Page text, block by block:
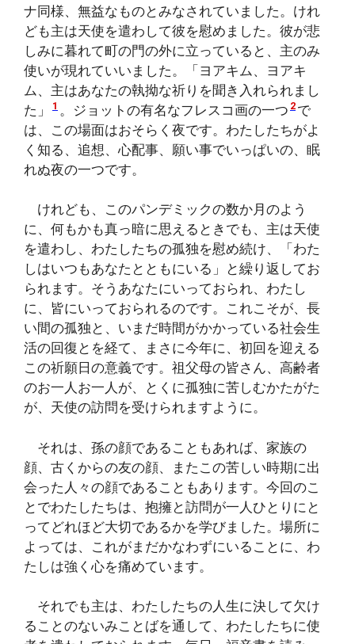
ナ同様、無益なものとみなされていました。けれ
ども主は天使を遣わして彼を慰めました。彼が悲
しみに暮れて町の門の外に立っていると、主のみ
使いが現れていいました。「ヨアキム、ヨアキ
ム、主はあなたの執拗な祈りを聞き入れられまし
た」
1 。ジョットの有名なフレスコ画の一つ 2 で
は、この場面はおそらく夜です。わたしたちがよ
く知る、追想、心配事、願い事でいっぱいの、眠
れぬ夜の一つです。
けれども、このパンデミックの数か月のよう
に、何もかも真っ暗に思えるときでも、主は天使
を遣わし、わたしたちの孤独を慰め続け、「わた
しはいつもあなたとともにいる」と繰り返してお
られます。そうあなたにいっておられ、わたし
に、皆にいっておられるのです。これこそが、長
い間の孤独と、いまだ時間がかかっている社会生
活の回復とを経て、まさに今年に、初回を迎える
この祈願日の意義です。祖父母の皆さん、高齢者
のお一人お一人が、とくに孤独に苦しむかたがた
が、天使の訪問を受けられますように。
それは、孫の顔であることもあれば、家族の
顔、古くからの友の顔、またこの苦しい時期に出
会った人々の顔であることもあります。今回のこ
とでわたしたちは、抱擁と訪問が一人ひとりにと
ってどれほど大切であるかを学びました。場所に
よっては、これがまだかなわずにいることに、わ
たしは強く心を痛めています。
それでも主は、わたしたちの人生に決して欠け
ることのないみことばを通して、わたしたちに使